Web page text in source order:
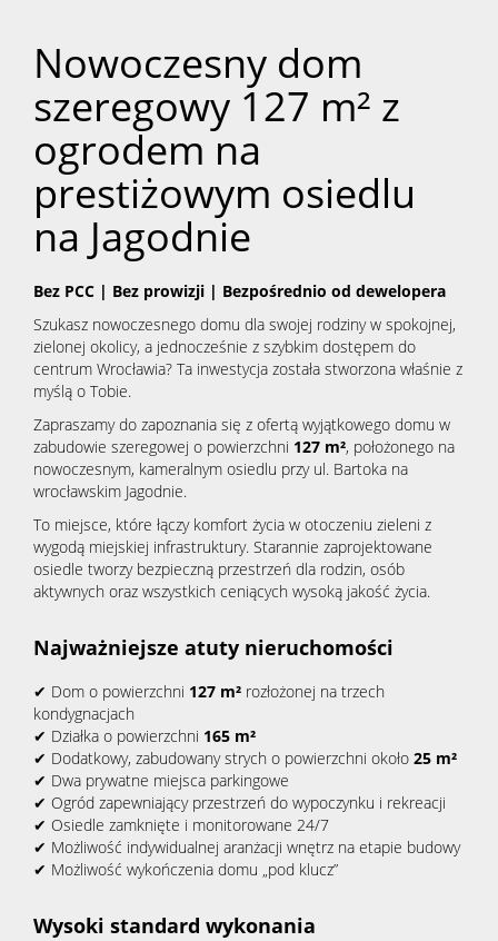
Nowoczesny dom
szeregowy 127 m² z
ogrodem na
prestiżowym osiedlu
na Jagodnie
Bez PCC | Bez prowizji | Bezpośrednio od dewelopera
Szukasz nowoczesnego domu dla swojej rodziny w spokojnej,
zielonej okolicy, a jednocześnie z szybkim dostępem do
centrum Wrocławia? Ta inwestycja została stworzona właśnie z
myślą o Tobie.
Zapraszamy do zapoznania się z ofertą wyjątkowego domu w
zabudowie szeregowej o powierzchni 127 m², położonego na
nowoczesnym, kameralnym osiedlu przy ul. Bartoka na
wrocławskim Jagodnie.
To miejsce, które łączy komfort życia w otoczeniu zieleni z
wygodą miejskiej infrastruktury. Starannie zaprojektowane
osiedle tworzy bezpieczną przestrzeń dla rodzin, osób
aktywnych oraz wszystkich ceniących wysoką jakość życia.
Najważniejsze atuty nieruchomości
✔ Dom o powierzchni 127 m² rozłożonej na trzech
kondygnacjach
✔ Działka o powierzchni 165 m²
✔ Dodatkowy, zabudowany strych o powierzchni około 25 m²
✔ Dwa prywatne miejsca parkingowe
✔ Ogród zapewniający przestrzeń do wypoczynku i rekreacji
✔ Osiedle zamknięte i monitorowane 24/7
✔ Możliwość indywidualnej aranżacji wnętrz na etapie budowy
✔ Możliwość wykończenia domu „pod klucz”
Wysoki standard wykonania